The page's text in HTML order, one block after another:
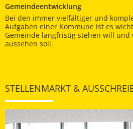
Gemeindeentwicklung
Bei den immer vielfältiger und
Aufgaben einer Kommune ist es
Gemeinde langfristig stehen will und
aussehen soll.
STELLENMARKT &